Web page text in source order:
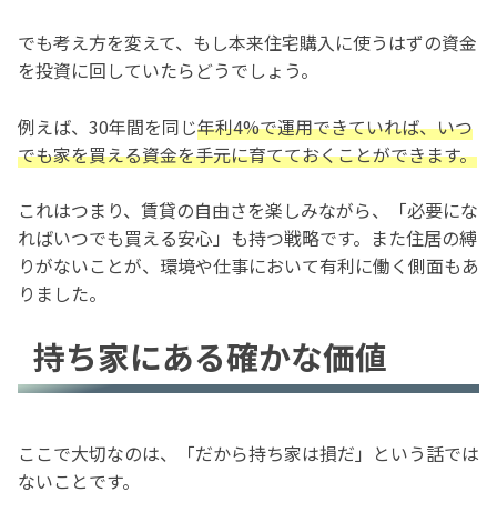
でも考え方を変えて、もし本来住宅購入に使うはずの資金
を投資に回していたらどうでしょう。
例えば、30年間を同じ年利4%で運用できていれば、いつ
でも家を買える資金を手元に育てておくことができます。
これはつまり、賃貸の自由さを楽しみながら、「必要にな
ればいつでも買える安心」も持つ戦略です。また住居の縛
りがないことが、環境や仕事において有利に働く側面もあ
りました。
持ち家にある確かな価値
ここで大切なのは、「だから持ち家は損だ」という話では
ないことです。